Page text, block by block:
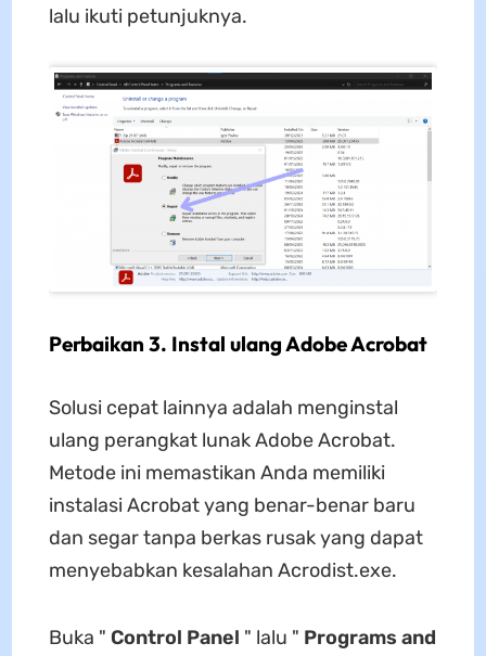
lalu ikuti petunjuknya.
Perbaikan 3. Instal ulang Adobe Acrobat
Solusi cepat lainnya adalah menginstal
ulang perangkat lunak Adobe Acrobat.
Metode ini memastikan Anda memiliki
instalasi Acrobat yang benar-benar baru
dan segar tanpa berkas rusak yang dapat
menyebabkan kesalahan Acrodist.exe.
Buka " Control Panel " lalu " Programs and